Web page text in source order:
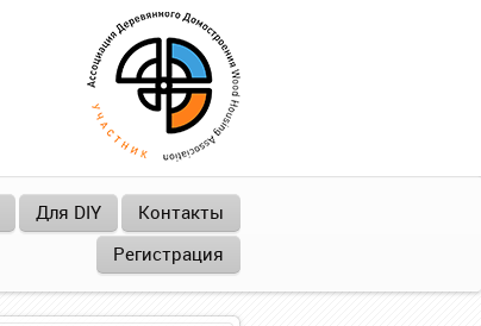
Для DIY
Контакты
Регистрация